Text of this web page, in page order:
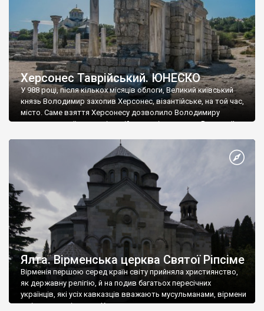
Херсонес Таврійський. ЮНЕСКО
У 988 році, після кількох місяців облоги, Великий київський
князь Володимир захопив Херсонес, візантійське, на той час,
місто. Саме взяття Херсонесу дозволило Володимиру
диктувати свої умови візантійському імператору Василю ІІ, та
Херсонесі Володимир-язичник, став Василем-християнином.
А потім було Хрещення Русі. На честь Херсонесу Таврійського
Ялта. Вірменська церква Святої Ріпсіме
Вірменія першою серед країн світу прийняла християнство,
як державну релігію, й на подив багатьох пересічних
українців, які усіх кавказців вважають мусульманами, вірмени
є відданими вірянами Христа